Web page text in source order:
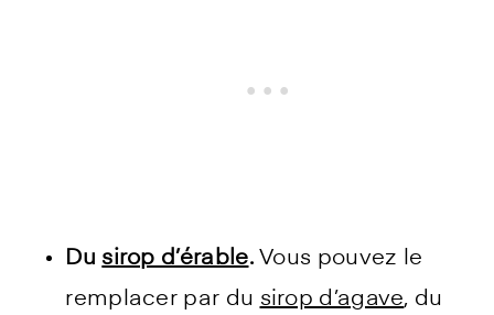
Dusirop d’érable. Vous pouvez le
remplacer par du sirop d’agave, du